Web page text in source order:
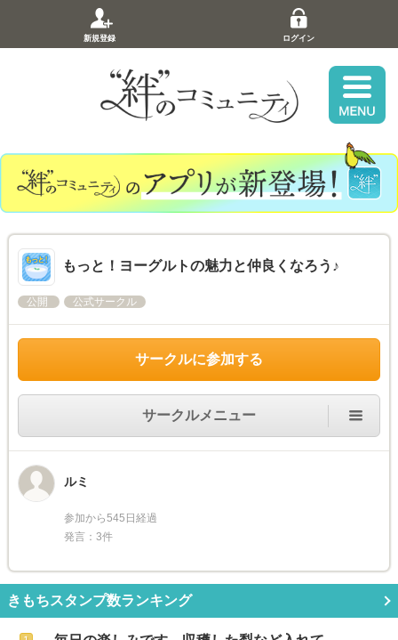
新規登録 ログイン
もっと！ヨーグルトの魅力と仲良くなろう♪
公開 公式サークル
サークルに参加する
サークルメニュー
ルミ
参加から545日経過
発言：3件
きもちスタンプ数ランキング